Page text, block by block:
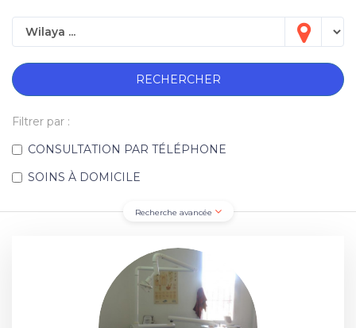
RECHERCHER
Filtrer par :
CONSULTATION PAR TÉLÉPHONE
SOINS À DOMICILE
Recherche avancée